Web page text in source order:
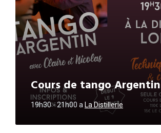
Cours de tango Argentin
19h30 - 21h00 a La Distillerie